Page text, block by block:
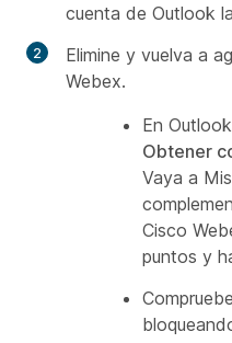
cuenta de Outlook
Elimine y vuelva a
Webex.
En
Obtener
Vaya a
Cisco
puntos y